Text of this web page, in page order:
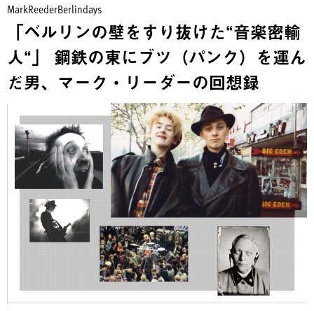
MarkReederBerlindays
「ベルリンの壁をすり抜けた“音楽密輸
人“」 鋼鉄の東にブツ（パンク）を運ん
だ男、マーク・リーダーの回想録